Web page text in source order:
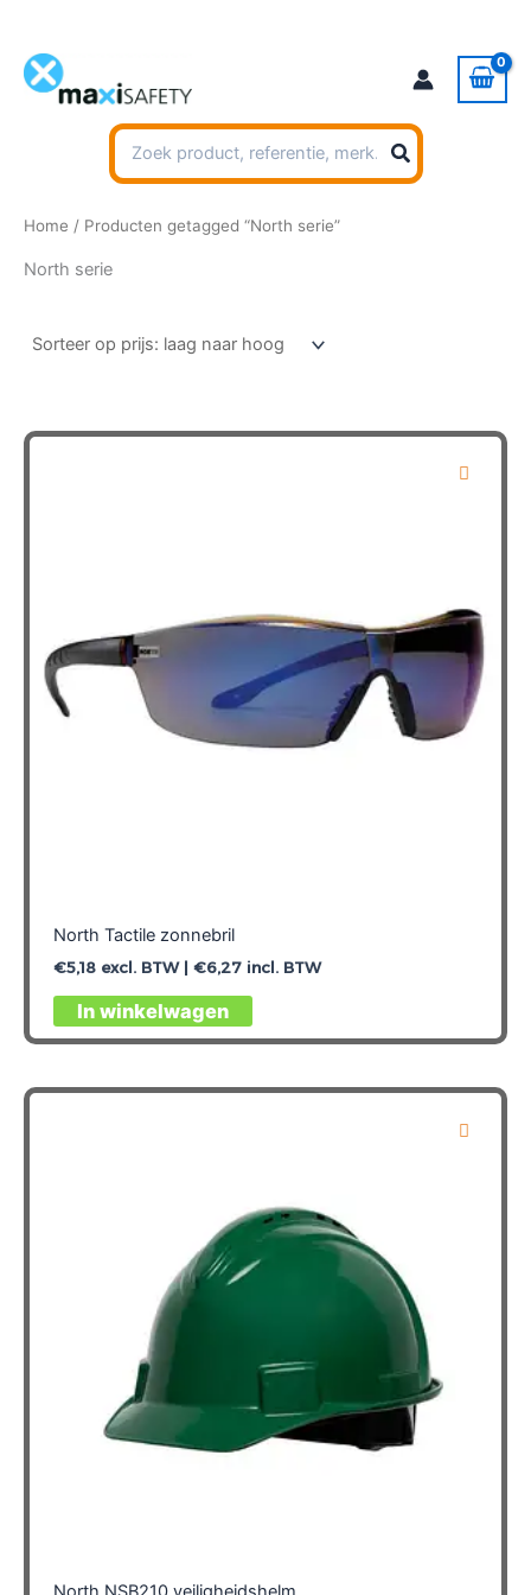
inhoud
Zoeken
naar:
Home / Producten getagged “North serie”
North serie
North Tactile zonnebril
€5,18excl. BTW | €6,27incl. BTW
In winkelwagen